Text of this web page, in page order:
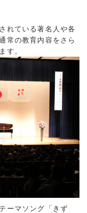
れている著名人や各
常の教育内容をさら
す。
ーマソング「きず